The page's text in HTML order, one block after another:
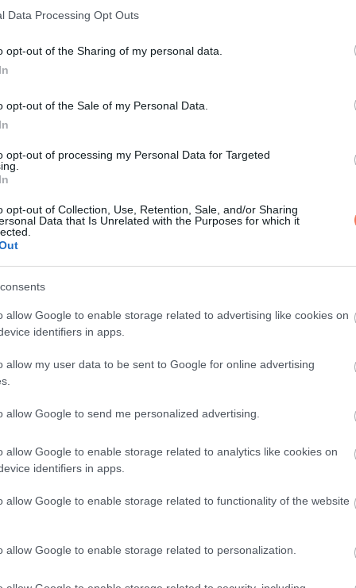
Data Processing Opt Outs
opt-out of the Sharing of my personal data.
opt-out of the Sale of my Personal Data.
opt-out of processing my Personal Data for Targeted
opt-out of Collection, Use, Retention, Sale, and/or Sharing
Data that Is Unrelated with the Purposes for which it
allow Google to enable storage related to advertising like cookies on
identifiers in apps.
allow my user data to be sent to Google for online advertising
allow Google to send me personalized advertising.
allow Google to enable storage related to analytics like cookies on
identifiers in apps.
allow Google to enable storage related to functionality of the website
allow Google to enable storage related to personalization.
jelenik meg. Nagyobb eséllyel fordulhat elő fehérjevesztés,
diclofenac)
mint hogy bármilyen panaszt éreznél.
a vesére?
nap mint nap roncsolhatja a finom szűrőegységeket
a tartós terhelés torzíthatja a szűrőt.
szivároghat a vizeletbe. Ráadásul ez nemcsak jelzi a bajt,
a vesét.
nagyobb károsodás történne. Ehhez több egyszerű